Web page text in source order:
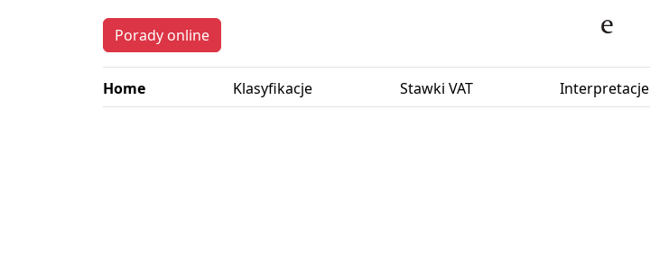
Porady online
Home Klasyfikacje Stawki VAT Interpretacje